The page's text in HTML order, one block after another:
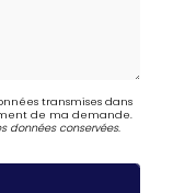
transmises dans
de ma demande.
données conservées.